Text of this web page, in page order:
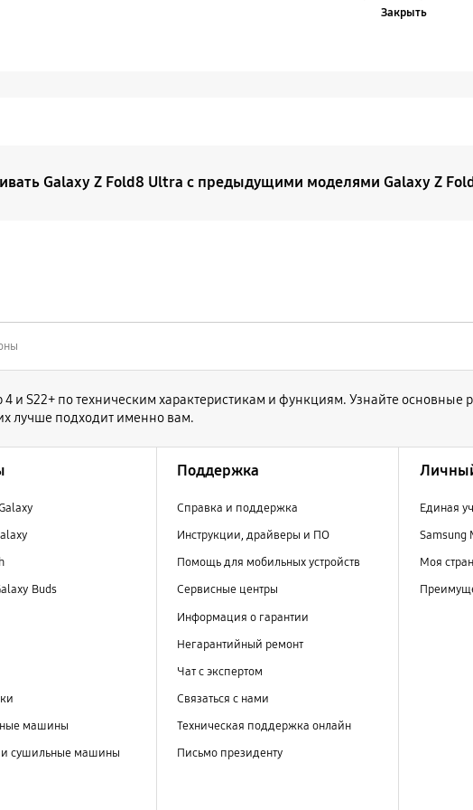
Закрыть
Galaxy Z Fold8 Ultra с предыдущими моделями Galaxy Z
и S22+ по техническим характеристикам и функциям. Узнайте основные
лучше подходит именно вам.
Buds
машины
и сушильные машины
Поддержка
Справка и поддержка
Инструкции, драйверы и ПО
Помощь для мобильных устройств
Сервисные центры
Информация о гарантии
Негарантийный ремонт
Чат с экспертом
Связаться с нами
Техническая поддержка онлайн
Письмо президенту
Единая
Samsung
Моя